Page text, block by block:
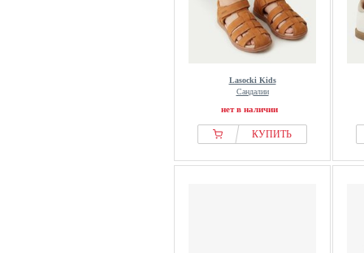
Lasocki Kids
Сандалии
нет в наличии
КУПИТЬ